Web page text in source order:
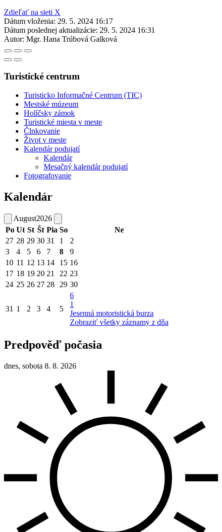
Zdieľať na sieti X
Dátum vloženia: 29. 5. 2024 16:17
Dátum poslednej aktualizácie: 29. 5. 2024 16:31
Autor: Mgr. Hana Trúbová Galková
Turistické centrum
Turisticko Informačné Centrum (TIC)
Mestské múzeum
Holíčsky zámok
Turistické miesta v meste
Člnkovanie
Život v meste
Kalendár podujatí
Kalendár
Mesačný kalendár podujatí
Fotografovanie
Kalendár
August2026
Po Ut St Št Pia So
Ne
27 28 29 30 31 1
2
3
4 5 6 7 8
9
10 11 12 13 14 15 16
17 18 19 20 21 22 23
24 25 26 27 28 29 30
31 1 2 3 4 5
6
1
Jesenná motoristická burza
Zobraziť všetky záznamy z dňa
Predpověď počasia
dnes, sobota 8. 8. 2026